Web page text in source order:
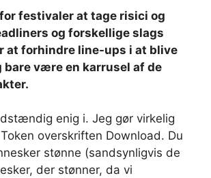
festivaler at tage risici og
og forskellige slags
at forhindre line-ups i at blive
være en karrusel af de
enig i. Jeg gør virkelig
overskriften Download. Du
stønne (sandsynligvis de
der stønner, da vi